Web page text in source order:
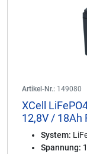
Artikel-Nr.: 149080
XCell
12,8V / 18Ah
System:
Spannung: